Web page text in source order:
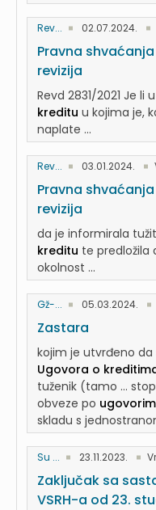
Rev... 02.07.2024.
Pravna
revizija
Revd 2831/2021 Je li
kreditu u kojima je,
naplate ...
Rev... 03.01.2024.
Pravna
revizija
da je informirala
kreditu te predložila
okolnost ...
Gž-... 05.03.2024.
Zastara
kojim je utvrđeno
Ugovora o
tuženik (tamo ...
obveze po
skladu s
Su ... 23.11.2023.
Zaključak sa
VSRH-a od 23.